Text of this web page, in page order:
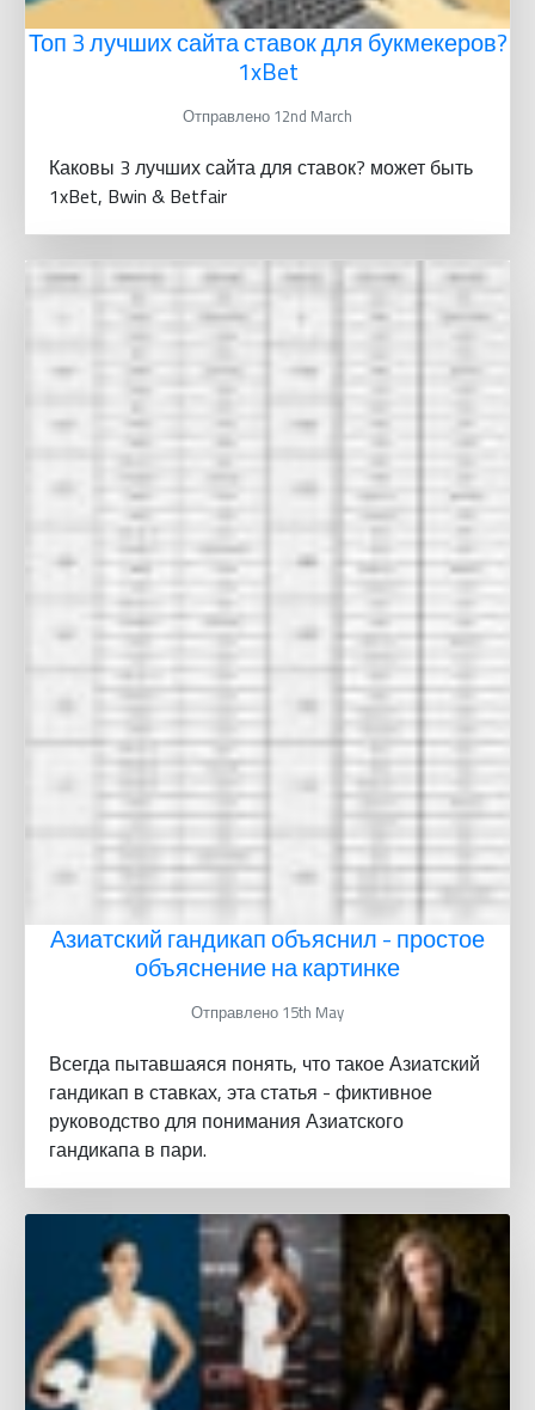
Топ 3 лучших сайта ставок для букмекеров?
1xBet
Отправлено 12nd March
Каковы 3 лучших сайта для ставок? может быть
1xBet, Bwin & Betfair
Азиатский гандикап объяснил - простое
объяснение на картинке
Отправлено 15th May
Всегда пытавшаяся понять, что такое Азиатский
гандикап в ставках, эта статья - фиктивное
руководство для понимания Азиатского
гандикапа в пари.